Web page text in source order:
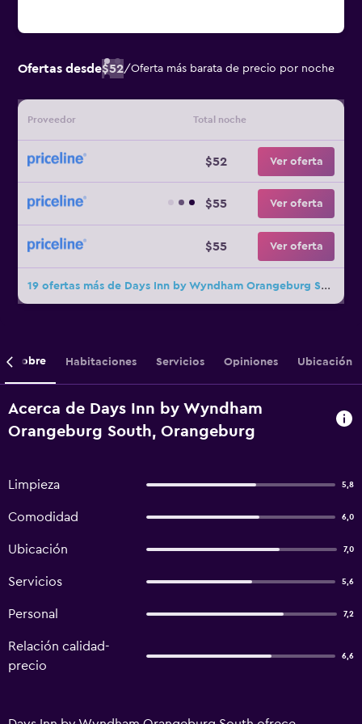
Ofertas desde$52/Oferta más barata de precio por noche
Proveedor Total noche
$52 Ver oferta
$55 Ver oferta
$55 Ver oferta
19 ofertas más de Days Inn by Wyndham Orangeburg South
Sobre Habitaciones Servicios Opiniones Ubicación
Acerca de Days Inn by Wyndham
Orangeburg South, Orangeburg
Limpieza 5,8
Comodidad 6,0
Ubicación 7,0
Servicios 5,6
Personal 7,2
Relación calidad-
precio
6,6